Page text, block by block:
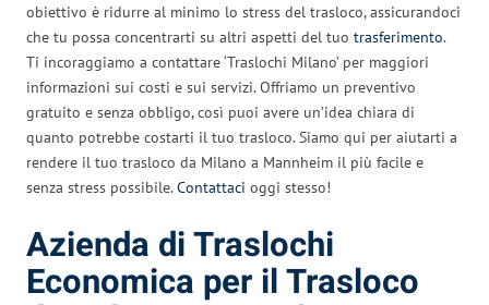
obiettivo è ridurre al minimo lo stress del trasloco, assicurandoci
che tu possa concentrarti su altri aspetti del tuo trasferimento.
Ti incoraggiamo a contattare ‘Traslochi Milano’ per maggiori
informazioni sui costi e sui servizi. Offriamo un preventivo
gratuito e senza obbligo, così puoi avere un’idea chiara di
quanto potrebbe costarti il tuo trasloco. Siamo qui per aiutarti a
rendere il tuo trasloco da Milano a Mannheim il più facile e
senza stress possibile.Contattaci oggi stesso!
Azienda di Traslochi
Economica per il Trasloco